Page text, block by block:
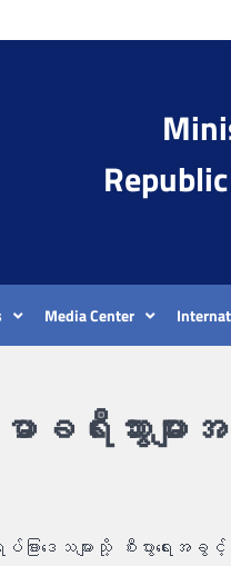
Media Center
မာခရီးသွား
းဒေသများသို့ စီးပွားရေး